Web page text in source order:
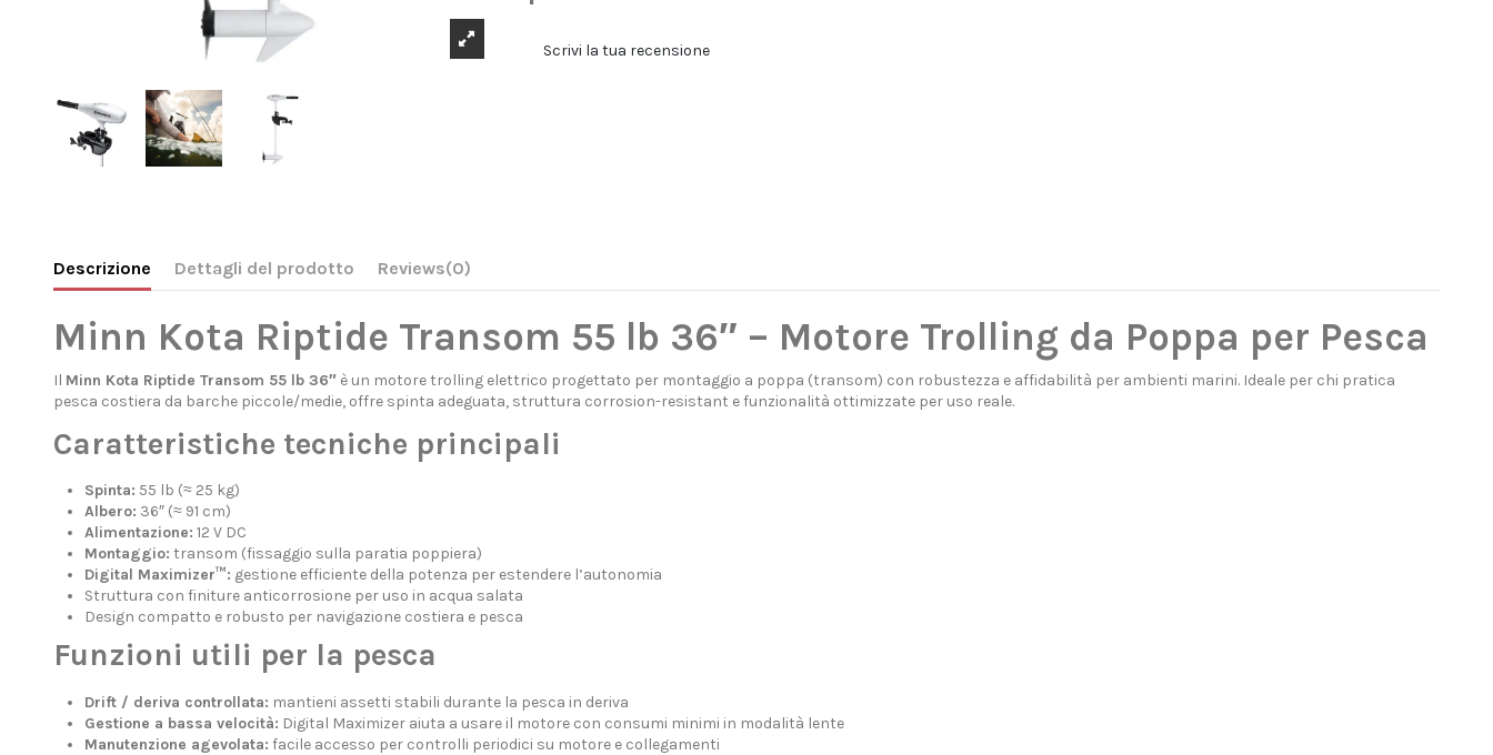
Scrivi la tua recensione
Descrizione Dettagli del prodotto Reviews(0)
Minn Kota Riptide Transom 55 lb 36″ – Motore Trolling da Poppa per Pesca
Il Minn Kota Riptide Transom 55 lb 36″è un motore trolling elettrico progettato per montaggio a poppa (transom) con robustezza e affidabilità per ambienti marini. Ideale per chi pratica
pesca costiera da barche piccole/medie, offre spinta adeguata, struttura corrosion-resistant e funzionalità ottimizzate per uso reale.
Caratteristiche tecniche principali
Spinta: 55 lb (≈ 25 kg)
Albero: 36″ (≈ 91 cm)
Alimentazione: 12 V DC
Montaggio: transom (fissaggio sulla paratia poppiera)
Digital Maximizer™: gestione efficiente della potenza per estendere l’autonomia
Struttura con finiture anticorrosione per uso in acqua salata
Design compatto e robusto per navigazione costiera e pesca
Funzioni utili per la pesca
Drift / deriva controllata: mantieni assetti stabili durante la pesca in deriva
Gestione a bassa velocità: Digital Maximizer aiuta a usare il motore con consumi minimi in modalità lente
Manutenzione agevolata: facile accesso per controlli periodici su motore e collegamenti